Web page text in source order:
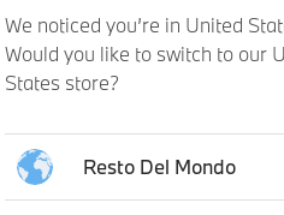
We noticed you’re in United
Would you like to switch to our
States store?
Resto Del Mondo